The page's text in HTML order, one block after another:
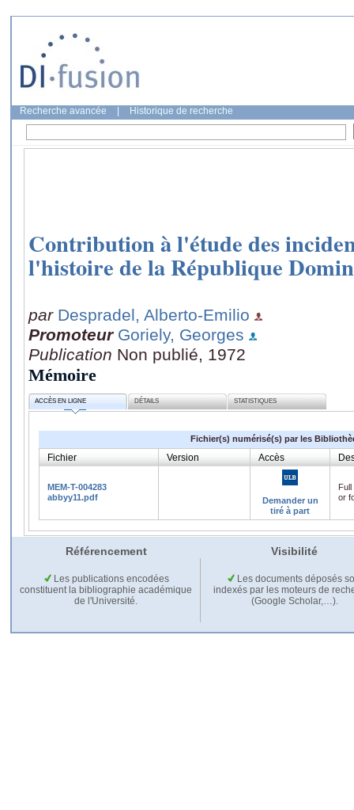
Recherche avancée Historique de recherche
Contribution à l'étude des
l'histoire de la République
par Despradel, Alberto-Emilio
Promoteur Goriely, Georges
Publication Non publié, 1972
Mémoire
ACCÈS EN LIGNE DÉTAILS STATISTIQUES
Fichier(s) numérisé(s) par les
Fichier Version Accès
MEM-T-004283
abbyy11.pdf
Demander un
tiré à part
or
Référencement Visibilité
Les publications encodées
constituent la bibliographie académique
de l'Université.
Les documents déposés
indexés par les moteurs de
(Google Scholar,…).